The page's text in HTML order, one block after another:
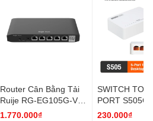
Router Cân Bằng Tải
Ruije RG-EG105G-V3
1GB
1.770.000₫
SWITCH
PORT S505G
VAT
230.000₫